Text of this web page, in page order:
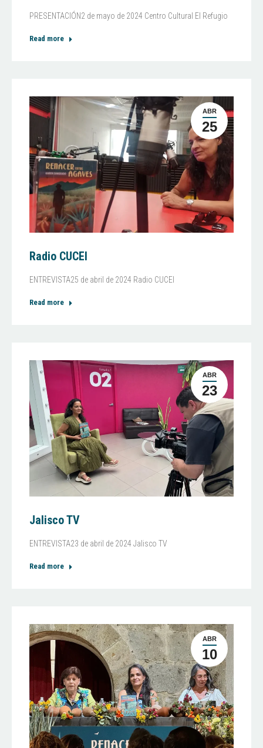
PRESENTACIÓN2 de mayo de 2024 Centro Cultural El Refugio
Read more
ABR
25
Radio CUCEI
ENTREVISTA25 de abril de 2024 Radio CUCEI
Read more
ABR
23
Jalisco TV
ENTREVISTA23 de abril de 2024 Jalisco TV
Read more
ABR
10